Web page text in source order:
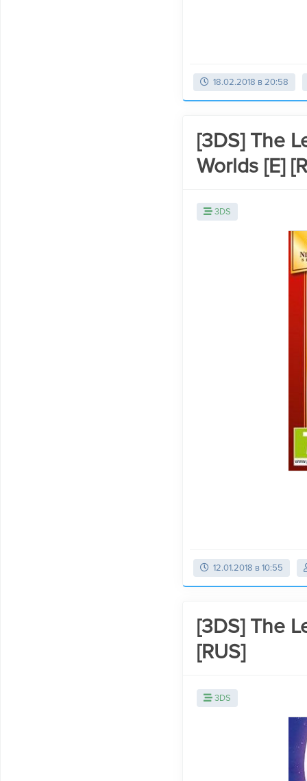
18.02.2018 в 20:58
[3DS] The
Worlds [E]
3DS
12.01.2018 в 10:55
[3DS] The
[RUS]
3DS